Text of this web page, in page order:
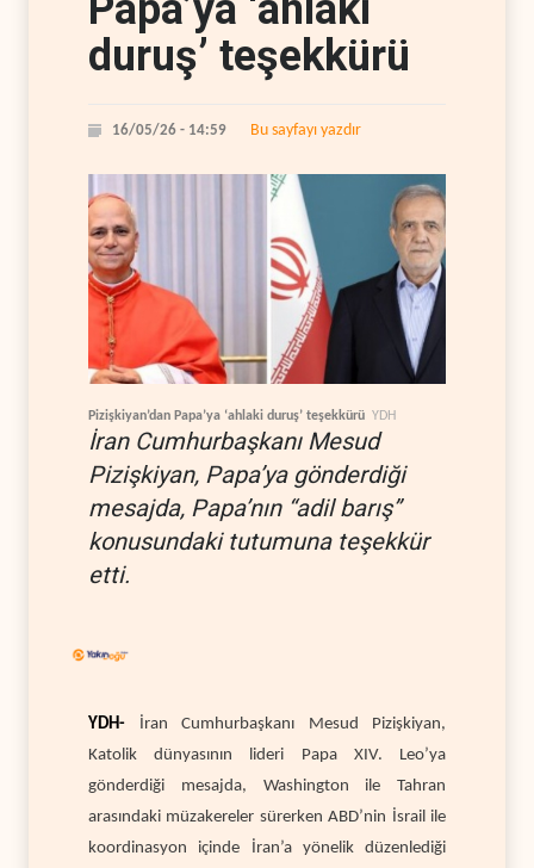
duruş’ teşekkürü
16/05/26 - 14:59 Bu sayfayı yazdır
Pizişkiyan’dan Papa’ya ‘ahlaki duruş’ teşekkürü YDH
İran Cumhurbaşkanı Mesud
Pizişkiyan, Papa’ya gönderdiği
mesajda, Papa’nın “adil barış”
konusundaki tutumuna teşekkür
etti.
YDH- İran Cumhurbaşkanı Mesud Pizişkiyan,
Katolik dünyasının lideri Papa XIV. Leo’ya
gönderdiği mesajda, Washington ile Tahran
arasındaki müzakereler sürerken ABD’nin İsrail ile
koordinasyon içinde İran’a yönelik düzenlediği